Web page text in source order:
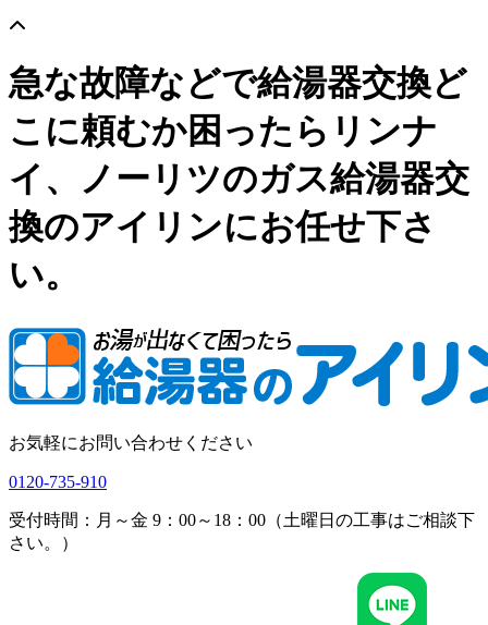
急な故障などで給湯器交換ど
こに頼むか困ったらリンナ
イ、ノーリツのガス給湯器交
換のアイリンにお任せ下さ
い。
お気軽にお問い合わせください
0120-735-910
受付時間：月～金 9：00～18：00（土曜日の工事はご相談下
さい。）